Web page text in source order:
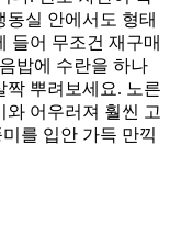
실 안에서도 형태
들어 무조건 재구매
밥에 수란을 하나
짝 뿌려보세요. 노른
어우러져 훨씬 고
를 입안 가득 만끽